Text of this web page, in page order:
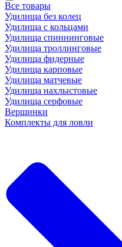
Все товары
Удилища без колец
Удилища с кольцами
Удилища спиннинговые
Удилища троллинговые
Удилища фидерные
Удилища карповые
Удилища матчевые
Удилища нахлыстовые
Удилища серфовые
Вершинки
Комплекты для ловли